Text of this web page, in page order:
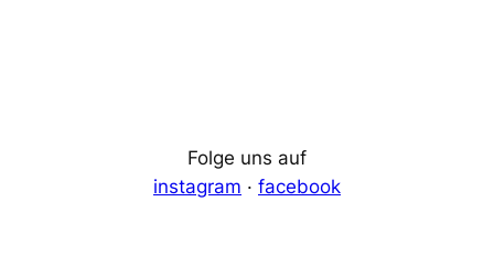
Folge uns auf
instagram · facebook